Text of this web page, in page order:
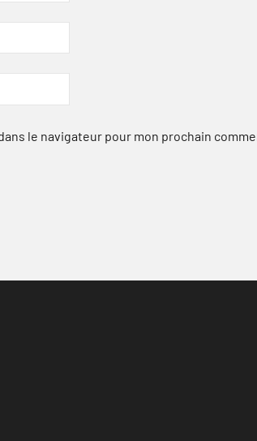
le navigateur pour mon prochain